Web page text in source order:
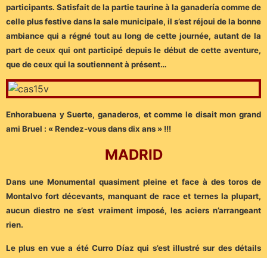
participants. Satisfait de la partie taurine à la ganadería comme de
celle plus festive dans la sale municipale, il s’est réjoui de la bonne
ambiance qui a régné tout au long de cette journée, autant de la
part de ceux qui ont participé depuis le début de cette aventure,
que de ceux qui la soutiennent à présent…
Enhorabuena y Suerte, ganaderos, et comme le disait mon grand
ami Bruel : « Rendez-vous dans dix ans » !!!
MADRID
Dans une Monumental quasiment pleine et face à des toros de
Montalvo fort décevants, manquant de race et ternes la plupart,
aucun diestro ne s’est vraiment imposé, les aciers n’arrangeant
rien.
Le plus en vue a été Curro Díaz qui s’est illustré sur des détails